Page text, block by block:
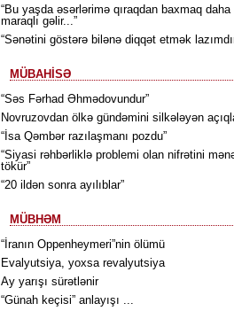
“Bu yaşda əsərlərimə qıraqdan baxmaq daha
maraqlı gəlir...”
“Sənətini göstərə bilənə diqqət etmək
MÜBAHİSƏ
“Səs Fərhad Əhmədovundur”
Novruzovdan ölkə gündəmini silkələyən
“İsa Qəmbər razılaşmanı pozdu”
“Siyasi rəhbərliklə problemi olan nifrətini
tökür”
“20 ildən sonra ayılıblar”
MÜBHƏM
“İranın Oppenheymeri”nin ölümü
Evalyutsiya, yoxsa revalyutsiya
Ay yarışı sürətlənir
“Günah keçisi” anlayışı ...